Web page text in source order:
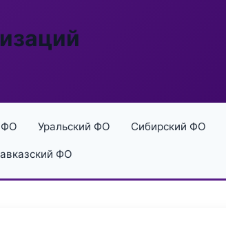
ФО Уральский ФО Сибирский ФО
ФО